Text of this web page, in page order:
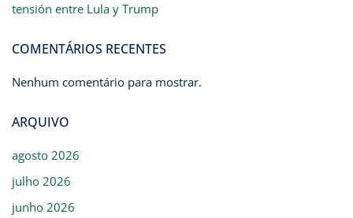
tensión entre Lula y Trump
COMENTÁRIOS RECENTES
Nenhum comentário para mostrar.
ARQUIVO
agosto 2026
julho 2026
junho 2026